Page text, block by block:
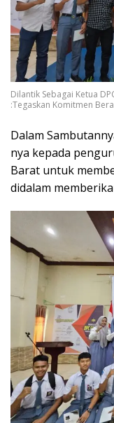
Dilantik Sebagai Ketua
:Tegaskan Komitmen
Dalam
nya kepada
Barat untuk
didalam